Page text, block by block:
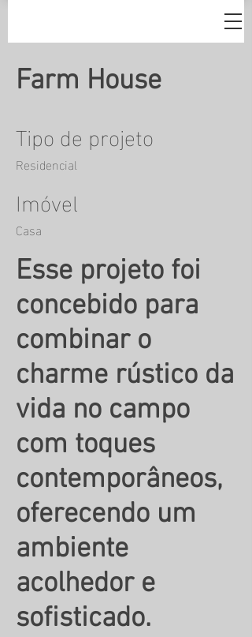
Farm House
Tipo de projeto
Residencial
Imóvel
Casa
Esse projeto foi
concebido para
combinar o
charme rústico da
vida no campo
com toques
contemporâneos,
oferecendo um
ambiente
acolhedor e
sofisticado.